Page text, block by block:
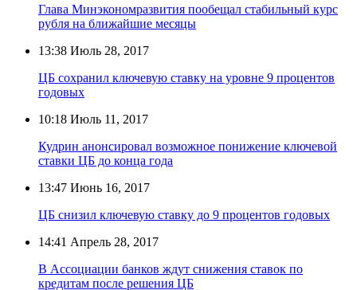
Глава Минэкономразвития пообещал стабильный курс
рубля на ближайшие месяцы
13:38 Июль 28, 2017
ЦБ сохранил ключевую ставку на уровне 9 процентов
годовых
10:18 Июль 11, 2017
Кудрин анонсировал возможное понижение ключевой
ставки ЦБ до конца года
13:47 Июнь 16, 2017
ЦБ снизил ключевую ставку до 9 процентов годовых
14:41 Апрель 28, 2017
В Ассоциации банков ждут снижения ставок по
кредитам после решения ЦБ